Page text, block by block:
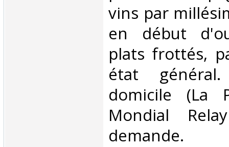
vins par
en début
plats frottés,
état
domicile (La
Mondial
demande.‎